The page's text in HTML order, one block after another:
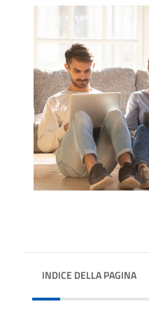
INDICE DELLA PAGINA